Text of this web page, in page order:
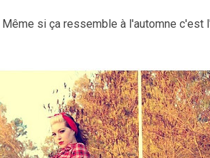
si ça ressemble à l'automne c'est